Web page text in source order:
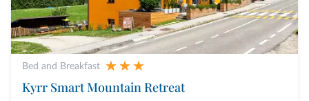
Bed and Breakfast
Kyrr Smart Mountain Retreat